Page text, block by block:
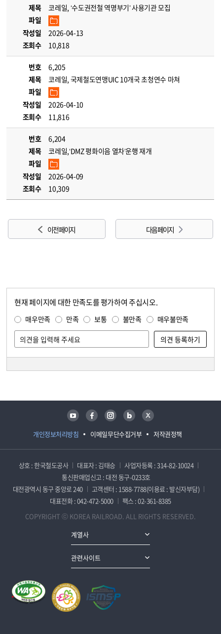
제목
코레일, ‘수도권전철 역명부기’ 사용기관 모집
파일
작성일
2026-04-13
조회수
10,818
번호
6,205
제목
코레일, 국제철도연맹UIC 10개국 초청연수 마쳐
파일
작성일
2026-04-10
조회수
11,816
번호
6,204
제목
코레일,‘DMZ 평화이음 열차’운행 재개
파일
작성일
2026-04-09
조회수
10,309
이전 페이지 다음 페이지
현재 페이지에 대한 만족도를 평가하여 주십시오.
매우만족 만족 보통 불만족 매우불만족
개인정보처리방침 이메일무단수집거부 저작권정책
유튜브 페이스북 인스타그램 블로그 트위터
상호 : 한국철도공사 대표자 : 김태승
사업자등록 : 314-82-10024
통신판매업신고 : 대전 동구-0233호
대전광역시 동구 중앙로 240
고객센터 : 1588-7788(이용료 : 발신자부담)
대표전화 : 042-472-5000
팩스 : 02-361-8385
COPYRIGHT ⓒ KOREA RAILROAD. ALL RIGHTS RESERVED.
계열사
관련사이트